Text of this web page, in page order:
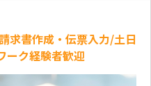
求書作成・伝票入力/土日
ーク経験者歓迎